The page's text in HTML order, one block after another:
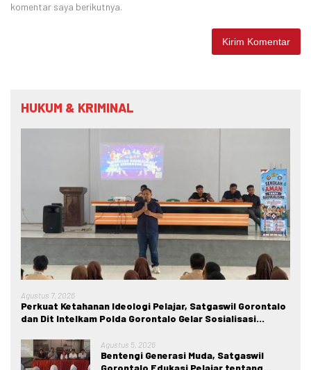
komentar saya berikutnya.
HUKUM & KRIMINAL
Agustus 7, 2026
Perkuat Ketahanan Ideologi Pelajar, Satgaswil Gorontalo
dan Dit Intelkam Polda Gorontalo Gelar Sosialisasi
Agustus 5, 2026
Bentengi Generasi Muda, Satgaswil